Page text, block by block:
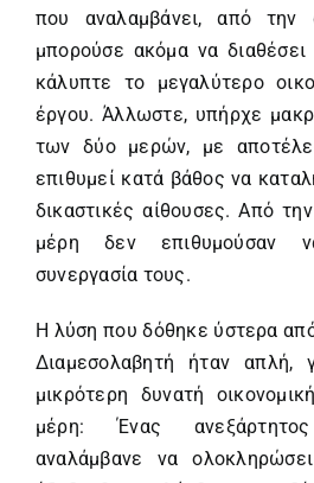
που αναλαμβάνει, από την
μπορούσε ακόμα να
κάλυπτε το μεγαλύτερο
έργου. Άλλωστε, υπήρχε
των δύο μερών, με
επιθυμεί κατά βάθος να
δικαστικές αίθουσες. Από
μέρη δεν επιθυμούσαν
συνεργασία τους.
Η λύση που δόθηκε ύστερα
Διαμεσολαβητή ήταν απλή,
μικρότερη δυνατή
μέρη: Ένας
αναλάμβανε να